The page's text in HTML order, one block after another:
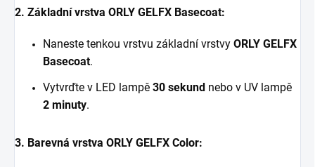
2. Základní vrstva ORLY GELFX Basecoat:
Naneste tenkou vrstvu základní vrstvy ORLY GELFX
Basecoat.
Vytvrďte v LED lampě 30 sekund nebo v UV lampě
2 minuty.
3. Barevná vrstva ORLY GELFX Color: